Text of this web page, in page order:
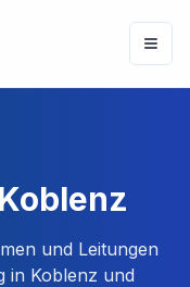
und Leitungen
in Koblenz und